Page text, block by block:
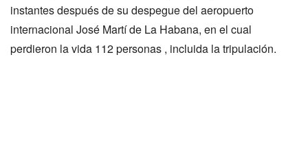
instantes después de su despegue del aeropuerto
internacional José Martí de La Habana, en el cual
perdieron la vida 112 personas , incluida la tripulación.